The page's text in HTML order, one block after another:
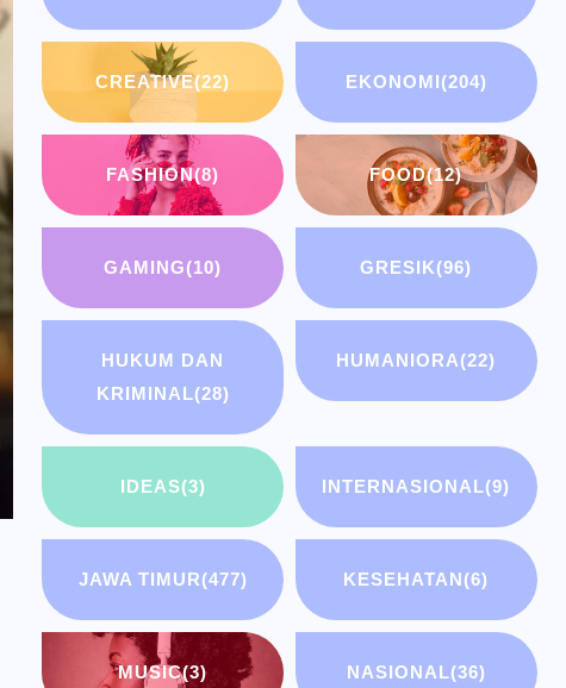
CREATIVE(22) EKONOMI(204)
FASHION(8) FOOD(12)
GAMING(10) GRESIK(96)
HUKUM DAN
KRIMINAL(28)
HUMANIORA(22)
IDEAS(3) INTERNASIONAL(9)
JAWA TIMUR(477) KESEHATAN(6)
MUSIC(3) NASIONAL(36)